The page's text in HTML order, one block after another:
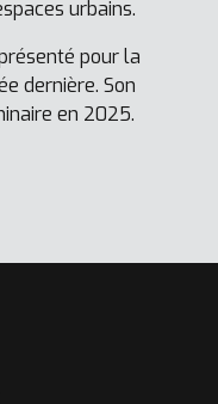
urbains.
pour la
dernière. Son
en 2025.